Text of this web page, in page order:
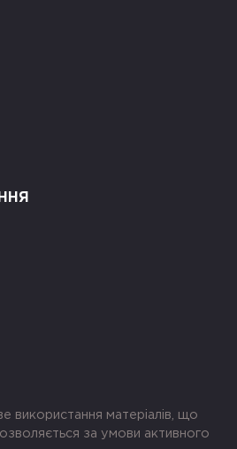
використання матеріалів, що
за умови активного